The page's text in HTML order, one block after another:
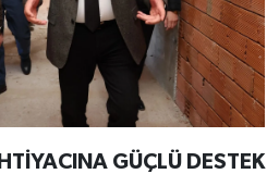
GÜÇLÜ DESTEK